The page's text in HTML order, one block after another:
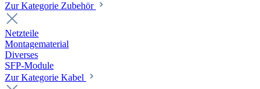
Zur Kategorie Zubehör
Netzteile
Montagematerial
Diverses
SFP-Module
Zur Kategorie Kabel